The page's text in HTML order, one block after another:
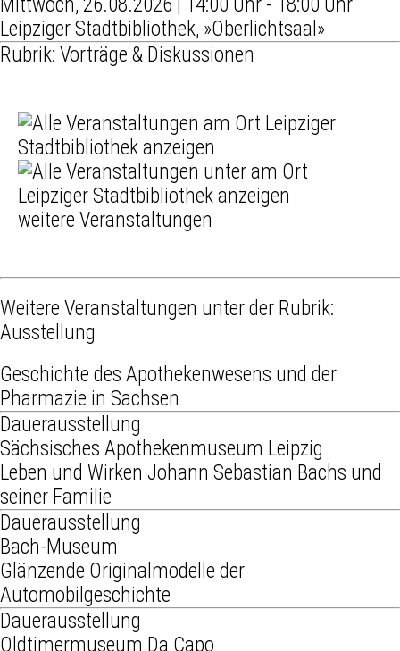
Mittwoch, 26.08.2026 | 14:00 Uhr - 18:00 Uhr
Leipziger Stadtbibliothek, »Oberlichtsaal»
Rubrik: Vorträge & Diskussionen
weitere Veranstaltungen
Weitere Veranstaltungen unter der Rubrik:
Ausstellung
Geschichte des Apothekenwesens und der
Pharmazie in Sachsen
Dauerausstellung
Sächsisches Apothekenmuseum Leipzig
Leben und Wirken Johann Sebastian Bachs und
seiner Familie
Dauerausstellung
Bach-Museum
Glänzende Originalmodelle der
Automobilgeschichte
Dauerausstellung
Oldtimermuseum Da Capo